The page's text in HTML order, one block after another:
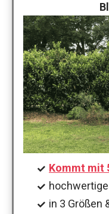
Kommt mit
in 3 Größen